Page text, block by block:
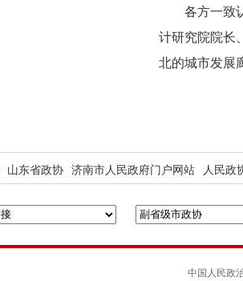
各方一致
计研究院院长
北的城市发展
山东省政协 济南市人民政府门户网站 人民政
中国人民政